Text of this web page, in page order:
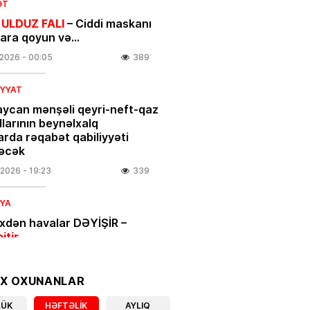
FALI– Ciddi maskanı
qoyun və…
- 00:05 389
mənşəli qeyri-neft-qaz
beynəlxalq
rəqabət qabiliyyəti
- 19:23 339
havalar DƏYİŞİR –
OXUNANLAR
HƏFTƏLIK AYLIQ